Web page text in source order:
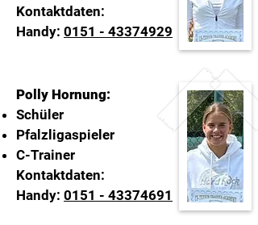
Kontaktdaten:
Handy: 0151 - 43374929
Polly Hornung:
Schüler
Pfalzligaspieler
C-Trainer
Kontaktdaten:
Handy: 0151 - 43374691